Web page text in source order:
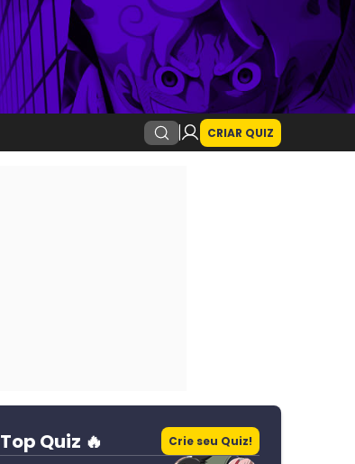
CRIAR QUIZ
Top Quiz 🔥 Crie seu Quiz!